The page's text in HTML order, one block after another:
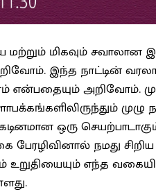
மற்றும் மிகவும் சவாலான
இந்த நாட்டின்
அறிவோம்.
முழு
கடினமான ஒரு
நமது
உறுதியையும் எந்த